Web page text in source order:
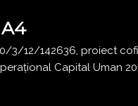
3/12/142636, proiect
Capital Uman